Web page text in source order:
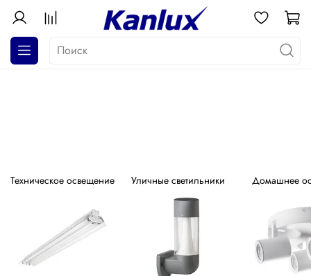
АКЦИЯ! Почти даром!
Распродажа серия GALOBA !
Техническое освещение Уличные светильники Домашнее